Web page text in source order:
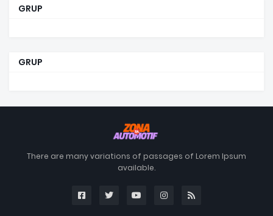
GRUP
GRUP
There are many variations of passages of Lorem Ipsum
available.